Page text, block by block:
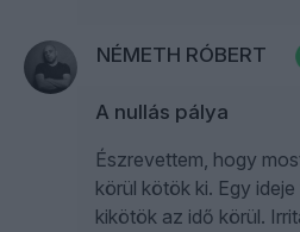
NÉMETH RÓBERT
A nullás pálya
Észrevettem, hogy
körül kötök ki. Egy
kikötök az idő körül.